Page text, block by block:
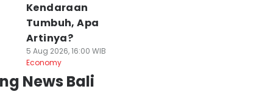
Kendaraan
Tumbuh, Apa
Artinya?
5 Aug 2026, 16:00 WIB
Economy
News Bali